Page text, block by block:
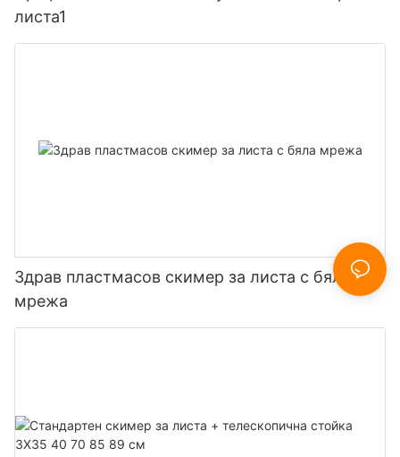
листа1
Здрав пластмасов скимер за листа с бяла
мрежа